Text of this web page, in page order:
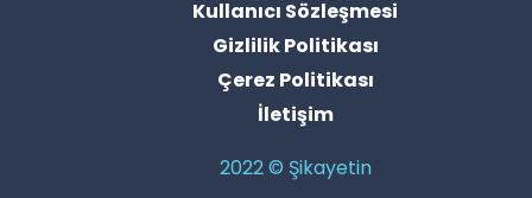
Kullanıcı Sözleşmesi
Gizlilik Politikası
Çerez Politikası
İletişim
2022 © Şikayetin